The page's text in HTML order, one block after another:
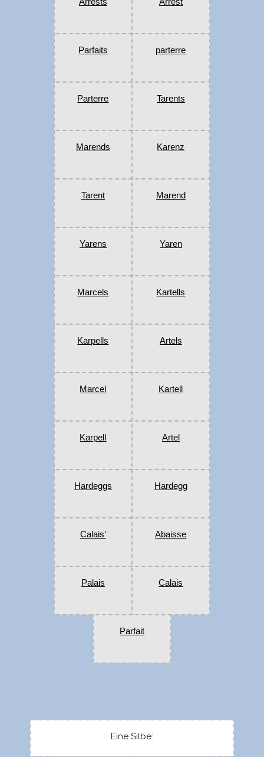
Parfaits parterre
Parterre Tarents
Marends Karenz
Tarent Marend
Yarens Yaren
Marcels Kartells
Karpells Artels
Marcel Kartell
Karpell Artel
Hardeggs Hardegg
Calais’ Abaisse
Palais Calais
Parfait
Eine Silbe: